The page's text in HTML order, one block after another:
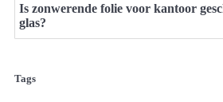
Is zonwerende folie voor kantoor
glas?
Tags